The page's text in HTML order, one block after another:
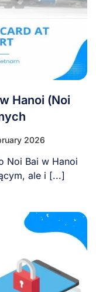
Hanoi (Noi
2026
Noi Bai w Hanoi
ale i [...]